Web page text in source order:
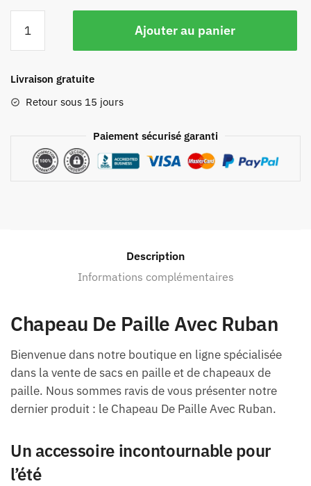
Ajouter au panier
Livraison gratuite
Retour sous 15 jours
Paiement sécurisé garanti
Description
Informations complémentaires
Chapeau De Paille Avec Ruban
Bienvenue dans notre boutique en ligne spécialisée
dans la vente de sacs en paille et de chapeaux de
paille. Nous sommes ravis de vous présenter notre
dernier produit : le Chapeau De Paille Avec Ruban.
Un accessoire incontournable pour
l’été